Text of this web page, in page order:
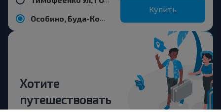
Особино, Буда-Кошелевский р-н ГОМЕЛЬСКАЯ ОБЛ.
Купить
Хотите
путешествовать